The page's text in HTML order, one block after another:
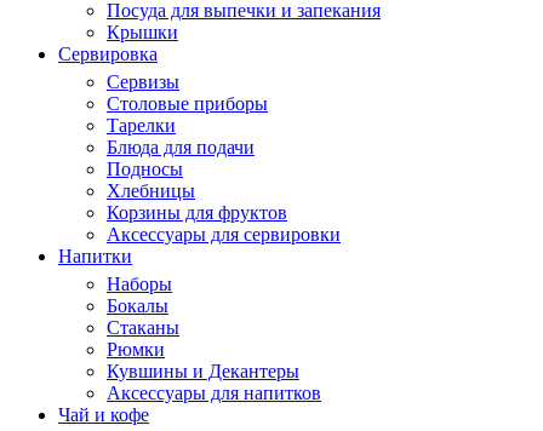
Посуда для выпечки и запекания
Крышки
Сервировка
Сервизы
Столовые приборы
Тарелки
Блюда для подачи
Подносы
Хлебницы
Корзины для фруктов
Аксессуары для сервировки
Напитки
Наборы
Бокалы
Стаканы
Рюмки
Кувшины и Декантеры
Аксессуары для напитков
Чай и кофе